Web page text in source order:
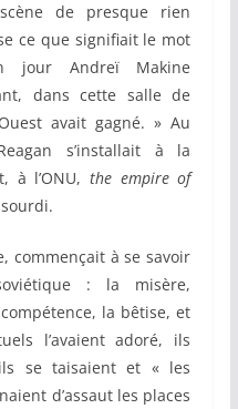
de presque rien
ce que signifiait le mot
jour Andreï Makine
dans cette salle de
avait gagné. » Au
s’installait à la
à l’ONU, the empire of
à se savoir
: la misère,
la bêtise, et
l’avaient adoré, ils
se taisaient et « les
d’assaut les places